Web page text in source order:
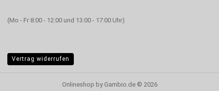
(Mo - Fr 8:00 - 12:00 und 13:00 - 17:00 Uhr)
Vertrag widerrufen
Onlineshop by Gambio.de © 2026